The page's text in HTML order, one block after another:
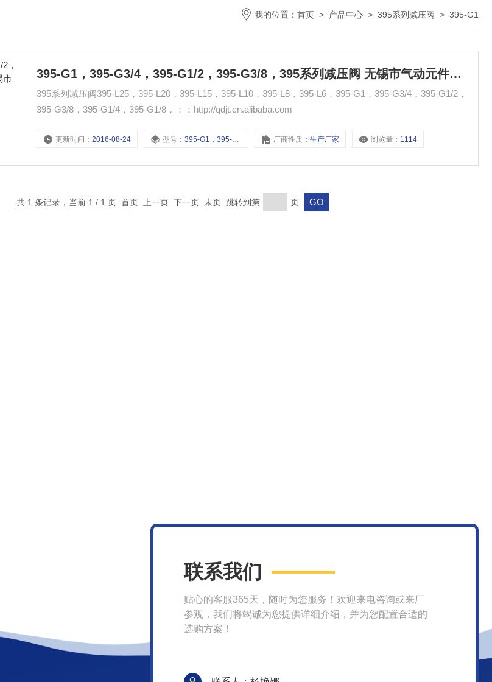
我的位置： 首页 > 产品中心 > 395系列减压阀 > 395-G1
395-G1，395-G3/4，395-G1/2，395-G3/8，395系列减压阀 无锡市气动元件总厂
395系列减压阀395-L25，395-L20，395-L15，395-L10，395-L8，395-L6，395-G1，395-G3/4，395-G1/2，
395-G3/8，395-G1/4，395-G1/8，：：http://qdjt.cn.alibaba.com
更新时间：2016-08-24 型号：395-G1，395-G3/4，395-G1/2，395-G3/8， 厂商性质：生产厂家 浏览量： 1114
共 1 条记录，当前 1 / 1 页 首页 上一页 下一页 末页 跳转到第 页
联系我们
贴心的客服365天，随时为您服务！欢迎来电咨询或来厂
参观，我们将竭诚为您提供详细介绍，并为您配置合适的
选购方案！